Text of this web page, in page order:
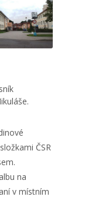
ČSR
na
v místním